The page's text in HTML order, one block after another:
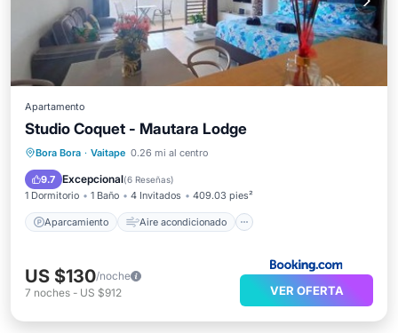
Apartamento
Studio Coquet - Mautara Lodge
Bora Bora · Vaitape 0.26 mi al centro
9.7 Excepcional(6 Reseñas)
1 Dormitorio 1 Baño 4 Invitados 409.03 pies²
Aparcamiento Aire acondicionado
Aparcamiento
Aire acondicionado
Internet
Apto para niños
US $130/noche
7 noches - US $912 VER OFERTA